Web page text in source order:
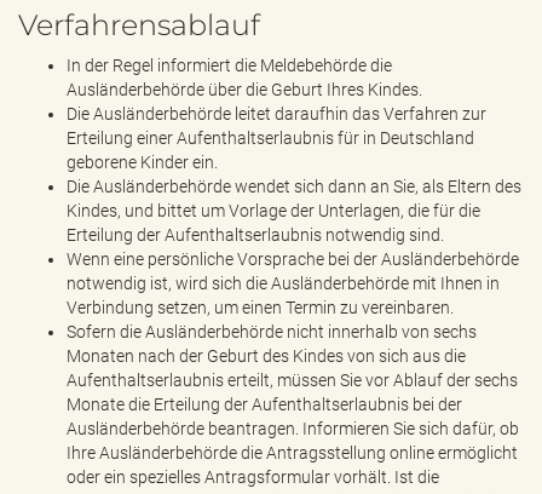
Verfahrensablauf
In der Regel informiert die Meldebehörde die
Ausländerbehörde über die Geburt Ihres Kindes.
Die Ausländerbehörde leitet daraufhin das Verfahren zur
Erteilung einer Aufenthaltserlaubnis für in Deutschland
geborene Kinder ein.
Die Ausländerbehörde wendet sich dann an Sie, als Eltern des
Kindes, und bittet um Vorlage der Unterlagen, die für die
Erteilung der Aufenthaltserlaubnis notwendig sind.
Wenn eine persönliche Vorsprache bei der Ausländerbehörde
notwendig ist, wird sich die Ausländerbehörde mit Ihnen in
Verbindung setzen, um einen Termin zu vereinbaren.
Sofern die Ausländerbehörde nicht innerhalb von sechs
Monaten nach der Geburt des Kindes von sich aus die
Aufenthaltserlaubnis erteilt, müssen Sie vor Ablauf der sechs
Monate die Erteilung der Aufenthaltserlaubnis bei der
Ausländerbehörde beantragen. Informieren Sie sich dafür, ob
Ihre Ausländerbehörde die Antragsstellung online ermöglicht
oder ein spezielles Antragsformular vorhält. Ist die